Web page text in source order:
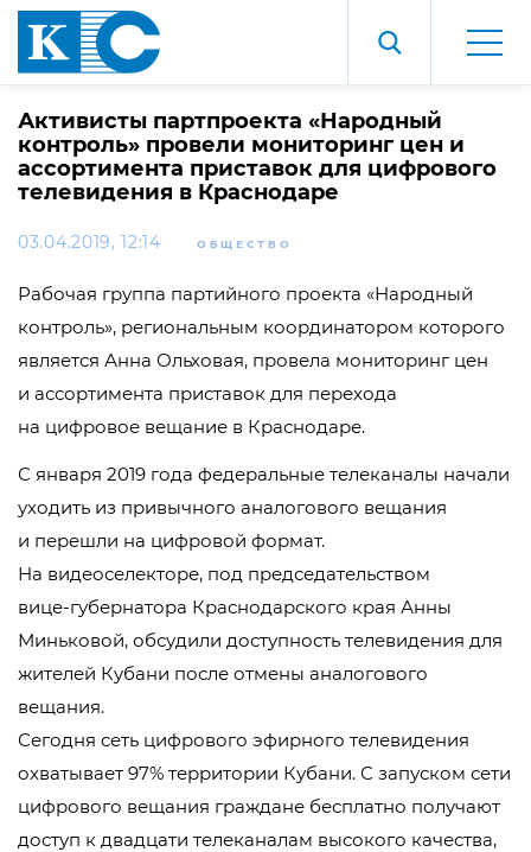
Активисты партпроекта «Народный
контроль» провели мониторинг цен и
ассортимента приставок для цифрового
телевидения в Краснодаре
03.04.2019, 12:14 ОБЩЕСТВО
Рабочая группа партийного проекта «Народный
контроль», региональным координатором которого
является Анна Ольховая, провела мониторинг цен
и ассортимента приставок для перехода
на цифровое вещание в Краснодаре.
С января 2019 года федеральные телеканалы начали
уходить из привычного аналогового вещания
и перешли на цифровой формат.
На видеоселекторе, под председательством
вице-губернатора Краснодарского края Анны
Миньковой, обсудили доступность телевидения для
жителей Кубани после отмены аналогового
вещания.
Сегодня сеть цифрового эфирного телевидения
охватывает 97% территории Кубани. С запуском сети
цифрового вещания граждане бесплатно получают
доступ к двадцати телеканалам высокого качества,